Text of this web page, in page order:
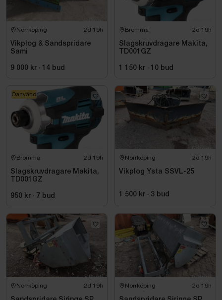
Norrköping 2d 19h
Vikplog & Sandspridare
Sami
9 000 kr · 14 bud
Bromma 2d 19h
Slagskruvdragare Makita,
TD001GZ
1 150 kr · 10 bud
Bromma 2d 19h
Slagskruvdragare Makita,
TD001GZ
950 kr · 7 bud
Oanvänd
Norrköping 2d 19h
Vikplog Ysta SSVL-25
1 500 kr · 3 bud
Norrköping 2d 19h Norrköping 2d 19h